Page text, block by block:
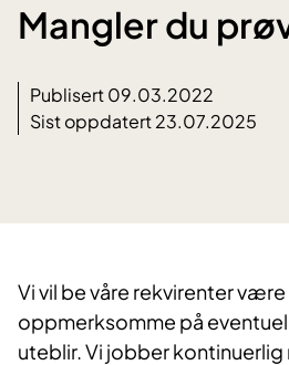
Mangler du
Publisert 09.03.2022
Sist oppdatert 23.07.2025
​Vi vil be våre rekvirenter
oppmerksomme på
uteblir. Vi jobber